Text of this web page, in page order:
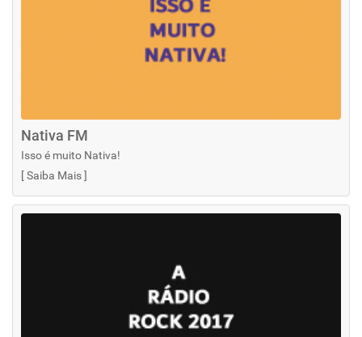
Nativa FM
Isso é muito Nativa!
[Saiba Mais]